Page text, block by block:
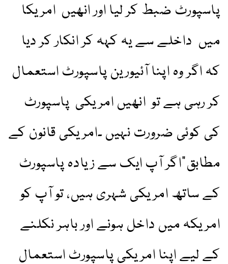
پاسپورٹ ضبط کر لیا اور انھیں امریکا
میں داخلے سے یہ کہہ کر انکار کر دیا
کہ اگر وہ اپنا آئیورین پاسپورٹ استعمال
کر رہی ہے تو انھیں امریکی پاسپورٹ
کی کوئی ضرورت نہیں ۔امریکی قانون کے
مطابق”اگر آپ ایک سے زیادہ پاسپورٹ
کے ساتھ امریکی شہری ہیں، تو آپ کو
امریکہ میں داخل ہونے اور باہر نکلنے
کے لیے اپنا امریکی پاسپورٹ استعمال